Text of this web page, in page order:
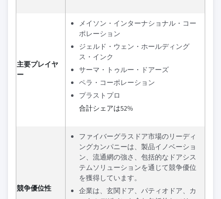
主要プレイヤ
ー
メイソン・インターナショナル・コー
ポレーション
ジェルド・ウェン・ホールディング
ス・インク
サーマ・トゥルー・ドアーズ
ペラ・コーポレーション
プラストプロ
合計シェアは52%
競争優位性
ファイバーグラスドア市場のリーディ
ングカンパニーは、製品イノベーショ
ン、流通網の強さ、包括的なドアシス
テムソリューションを通じて競争優位
を獲得しています。
企業は、玄関ドア、パティオドア、カ